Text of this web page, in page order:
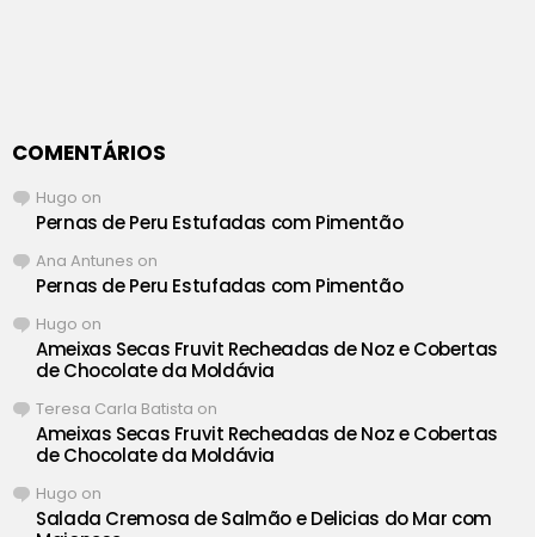
COMENTÁRIOS
Hugo on
Pernas de Peru Estufadas com Pimentão
Ana Antunes on
Pernas de Peru Estufadas com Pimentão
Hugo on
Ameixas Secas Fruvit Recheadas de Noz e Cobertas
de Chocolate da Moldávia
Teresa Carla Batista on
Ameixas Secas Fruvit Recheadas de Noz e Cobertas
de Chocolate da Moldávia
Hugo on
Salada Cremosa de Salmão e Delicias do Mar com